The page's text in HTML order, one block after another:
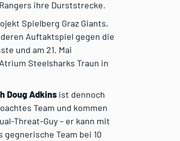
ihre Durststrecke.
Spielberg Graz Giants,
Auftaktspiel gegen die
und am 21. Mai
Steelsharks Traun in
Doug Adkins ist dennoch
Team und kommen
Threat-Guy – er kann mit
Team bei 10